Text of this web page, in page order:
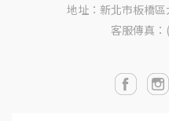
地址：新北市板橋
客服傳真